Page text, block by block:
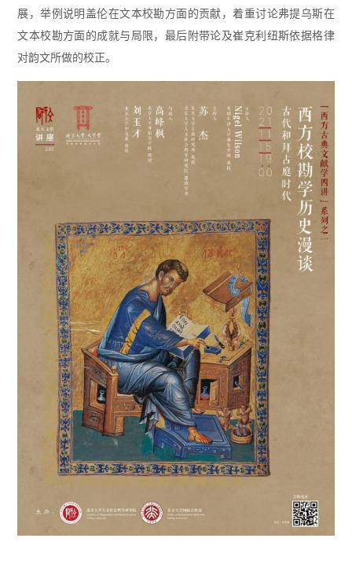
展，举例说明盖伦在文本校勘方面的贡献，着重讨论弗提乌斯在
文本校勘方面的成就与局限，最后附带论及崔克利纽斯依据格律
对韵文所做的校正。